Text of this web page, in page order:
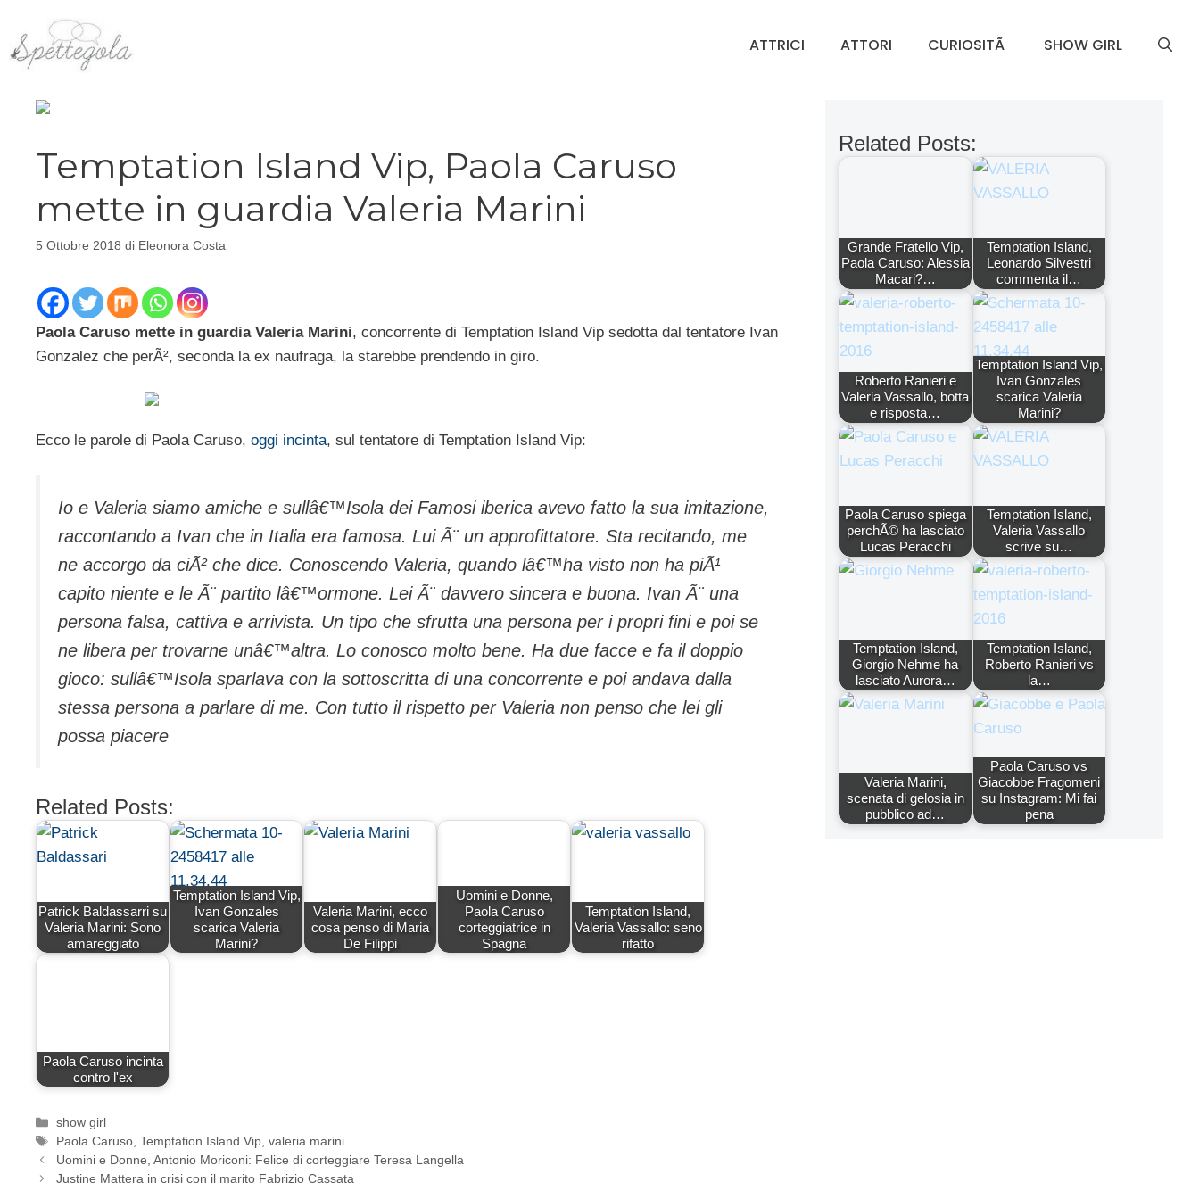
contenuto
ATTRICI ATTORI CURIOSITÃ SHOW GIRL
Temptation Island Vip, Paola Caruso
mette in guardia Valeria Marini
5 Ottobre 2018 di Eleonora Costa
Paola Caruso mette in guardia Valeria Marini, concorrente di Temptation Island Vip sedotta dal tentatore Ivan
Gonzalez che perÃ², seconda la ex naufraga, la starebbe prendendo in giro.
Ecco le parole di Paola Caruso, oggi incinta, sul tentatore di Temptation Island Vip:
Io e Valeria siamo amiche e sullâ€™Isola dei Famosi iberica avevo fatto la sua imitazione,
raccontando a Ivan che in Italia era famosa. Lui Ã¨ un approfittatore. Sta recitando, me
ne accorgo da ciÃ² che dice. Conoscendo Valeria, quando lâ€™ha visto non ha piÃ¹
capito niente e le Ã¨ partito lâ€™ormone. Lei Ã¨ davvero sincera e buona. Ivan Ã¨ una
persona falsa, cattiva e arrivista. Un tipo che sfrutta una persona per i propri fini e poi se
ne libera per trovarne unâ€™altra. Lo conosco molto bene. Ha due facce e fa il doppio
gioco: sullâ€™Isola sparlava con la sottoscritta di una concorrente e poi andava dalla
stessa persona a parlare di me. Con tutto il rispetto per Valeria non penso che lei gli
possa piacere
Related Posts:
Patrick Baldassarri su
Valeria Marini: Sono
amareggiato
Temptation Island Vip,
Ivan Gonzales
scarica Valeria
Marini?
Valeria Marini, ecco
cosa penso di Maria
De Filippi
Uomini e Donne,
Paola Caruso
corteggiatrice in
Spagna
Temptation Island,
Valeria Vassallo: seno
rifatto
Paola Caruso incinta
contro l'ex
Categorie
show girl
Tag
Paola Caruso,Temptation Island Vip,valeria marini
Uomini e Donne, Antonio Moriconi: Felice di corteggiare Teresa Langella
Justine Mattera in crisi con il marito Fabrizio Cassata
Related Posts:
Grande Fratello Vip,
Paola Caruso: Alessia
Macari?…
Temptation Island,
Leonardo Silvestri
commenta il…
Roberto Ranieri e
Valeria Vassallo, botta
e risposta…
Temptation Island Vip,
Ivan Gonzales
scarica Valeria
Marini?
Paola Caruso spiega
perchÃ© ha lasciato
Lucas Peracchi
Temptation Island,
Valeria Vassallo
scrive su…
Temptation Island,
Giorgio Nehme ha
lasciato Aurora…
Temptation Island,
Roberto Ranieri vs
la…
Valeria Marini,
scenata di gelosia in
pubblico ad…
Paola Caruso vs
Giacobbe Fragomeni
su Instagram: Mi fai
pena